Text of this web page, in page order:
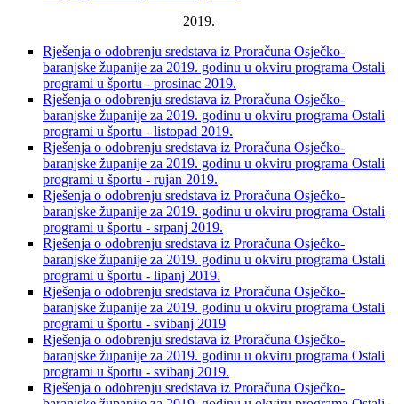
2019.
Rješenja o odobrenju sredstava iz Proračuna Osječko-
baranjske županije za 2019. godinu u okviru programa Ostali
programi u športu - prosinac 2019.
Rješenja o odobrenju sredstava iz Proračuna Osječko-
baranjske županije za 2019. godinu u okviru programa Ostali
programi u športu - listopad 2019.
Rješenja o odobrenju sredstava iz Proračuna Osječko-
baranjske županije za 2019. godinu u okviru programa Ostali
programi u športu - rujan 2019.
Rješenja o odobrenju sredstava iz Proračuna Osječko-
baranjske županije za 2019. godinu u okviru programa Ostali
programi u športu - srpanj 2019.
Rješenja o odobrenju sredstava iz Proračuna Osječko-
baranjske županije za 2019. godinu u okviru programa Ostali
programi u športu - lipanj 2019.
Rješenja o odobrenju sredstava iz Proračuna Osječko-
baranjske županije za 2019. godinu u okviru programa Ostali
programi u športu - svibanj 2019
Rješenja o odobrenju sredstava iz Proračuna Osječko-
baranjske županije za 2019. godinu u okviru programa Ostali
programi u športu - svibanj 2019.
Rješenja o odobrenju sredstava iz Proračuna Osječko-